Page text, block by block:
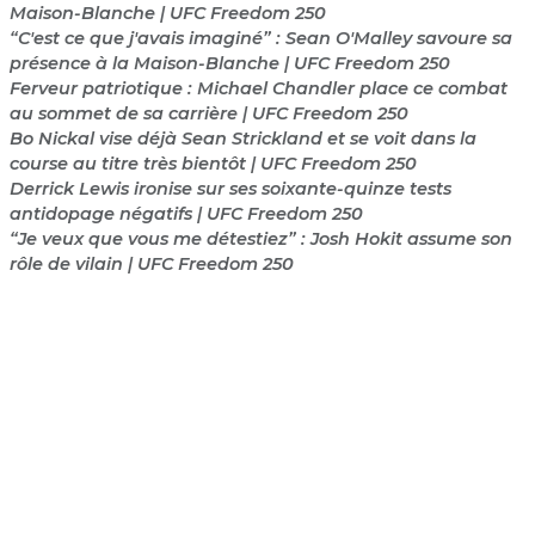
Maison-Blanche | UFC Freedom 250
“C'est ce que j'avais imaginé” : Sean O'Malley savoure sa
présence à la Maison-Blanche | UFC Freedom 250
Ferveur patriotique : Michael Chandler place ce combat
au sommet de sa carrière | UFC Freedom 250
Bo Nickal vise déjà Sean Strickland et se voit dans la
course au titre très bientôt | UFC Freedom 250
Derrick Lewis ironise sur ses soixante-quinze tests
antidopage négatifs | UFC Freedom 250
“Je veux que vous me détestiez” : Josh Hokit assume son
rôle de vilain | UFC Freedom 250